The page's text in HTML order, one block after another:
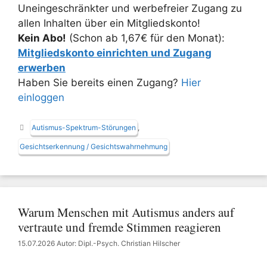
Uneingeschränkter und werbefreier Zugang zu
allen Inhalten über ein Mitgliedskonto!
Kein Abo! (Schon ab 1,67€ für den Monat):
Mitgliedskonto einrichten und Zugang
erwerben
Haben Sie bereits einen Zugang? Hier
einloggen
Schlagwörter
Autismus-Spektrum-Störungen ,
Gesichtserkennung / Gesichtswahrnehmung
Warum Menschen mit Autismus anders auf
vertraute und fremde Stimmen reagieren
15.07.2026 Autor: Dipl.-Psych. Christian Hilscher